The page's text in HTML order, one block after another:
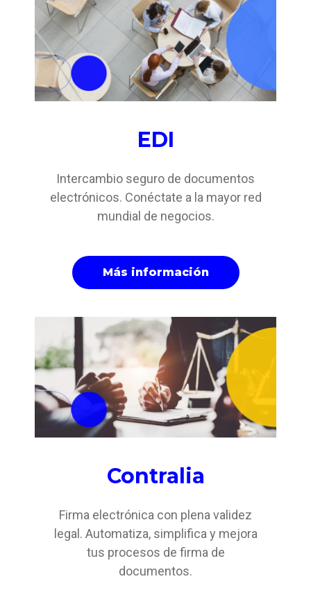
EDI
Intercambio seguro de documentos
electrónicos. Conéctate a la mayor red
mundial de negocios.
Más información
Contralia
Firma electrónica con plena validez
legal. Automatiza, simplifica y mejora
tus procesos de firma de
documentos.